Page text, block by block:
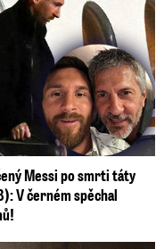
Messi po smrti táty
V černém spěchal